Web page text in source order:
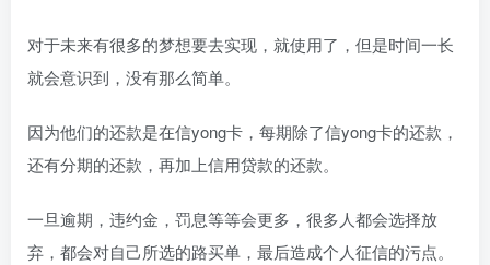
对于未来有很多的梦想要去实现，就使用了，但是时间一长
就会意识到，没有那么简单。
因为他们的还款是在信yong卡，每期除了信yong卡的还款，
还有分期的还款，再加上信用贷款的还款。
一旦逾期，违约金，罚息等等会更多，很多人都会选择放
弃，都会对自己所选的路买单，最后造成个人征信的污点。